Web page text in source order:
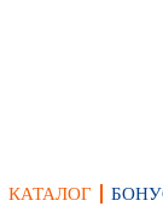
КАТАЛОГ